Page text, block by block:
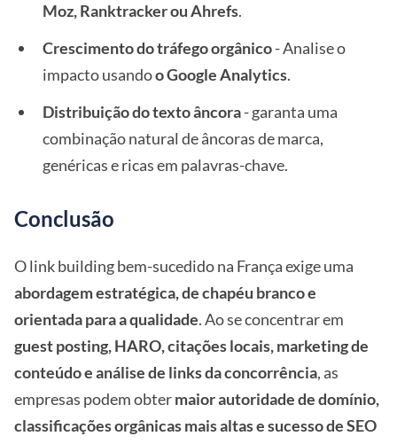
Moz, Ranktracker ou Ahrefs.
Crescimento do tráfego orgânico- Analise o
impacto usandoo Google Analytics.
Distribuição do texto âncora- garanta uma
combinação natural de âncoras de marca,
genéricas e ricas em palavras-chave.
Conclusão
O link building bem-sucedido na França exige uma
abordagem estratégica, de chapéu branco e
orientada para a qualidade. Ao se concentrar em
guest posting, HARO, citações locais, marketing de
conteúdo e análise de links da concorrência, as
empresas podem obtermaior autoridade de domínio,
classificações orgânicas mais altas e sucesso de SEO